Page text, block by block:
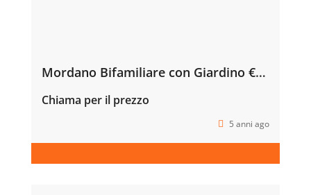
Mordano Bifamiliare con Giardino €290.000
Chiama per il prezzo
5 anni ago